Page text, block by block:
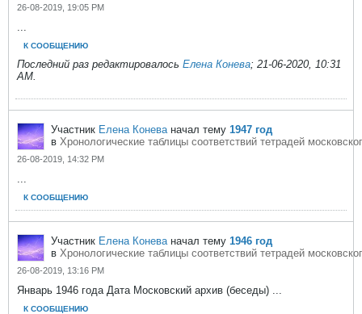
26-08-2019, 19:05 PM
...
К СООБЩЕНИЮ
Последний раз редактировалось Елена Конева; 21-06-2020, 10:31
AM.
Участник Елена Коневаначал тему 1947 год
в Хронологические таблицы соответствий тетрадей
26-08-2019, 14:32 PM
...
К СООБЩЕНИЮ
Участник Елена Коневаначал тему 1946 год
в Хронологические таблицы соответствий тетрадей
26-08-2019, 13:16 PM
Январь 1946 года Дата Московский архив (беседы) ...
К СООБЩЕНИЮ